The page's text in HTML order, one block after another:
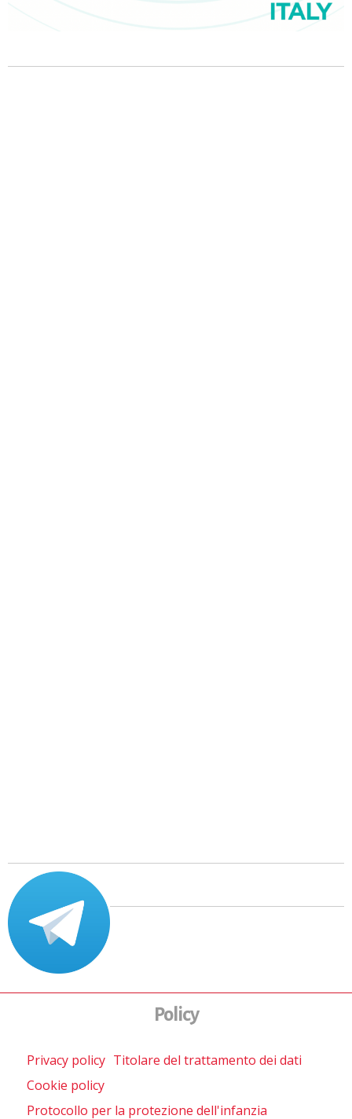
Policy
Privacy policy Titolare del trattamento dei dati
Cookie policy
Protocollo per la protezione dell'infanzia